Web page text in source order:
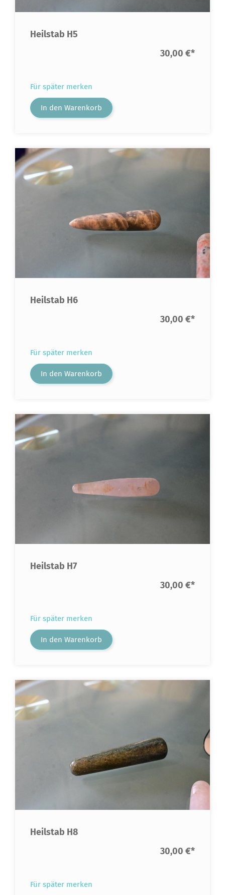
Heilstab H5
30,00 €*
Für später merken
In den Warenkorb
Heilstab H6
30,00 €*
Für später merken
In den Warenkorb
Heilstab H7
30,00 €*
Für später merken
In den Warenkorb
Heilstab H8
30,00 €*
Für später merken